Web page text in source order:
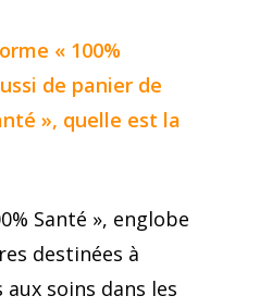
« 100%
de panier de
», quelle est la
Santé », englobe
destinées à
aux soins dans les